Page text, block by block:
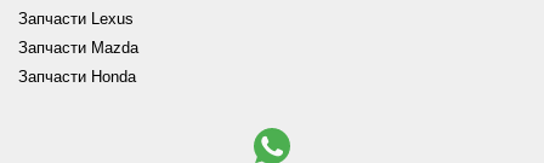
Запчасти Lexus
Запчасти Mazda
Запчасти Honda